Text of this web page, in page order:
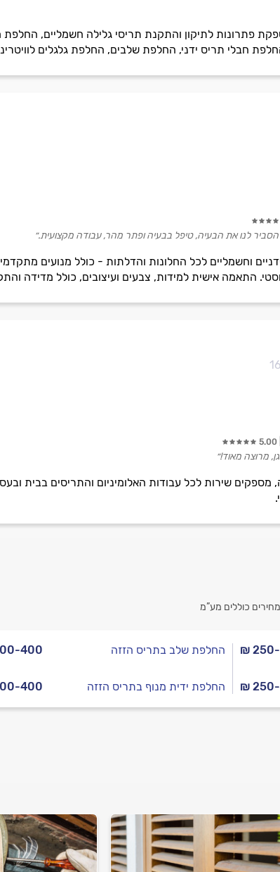
פתרונות לתיקון והתקנת תריסי גלילה חשמליים,
חבלי תריס ידני, החלפת שלבים, החלפת גלגלים
וחשמליים לכל החלונות והדלתות - כולל מנועים
התאמה אישית למידות, צבעים ועיצובים, כולל מדידה
הסביר לנו את הבעיה, טיפל בבעיה ופתר מהר, עבודה מקצועית.״
מספקים שירות לכל עבודות האלומיניום והתריסים בבית
5.00
מרוצה מאוד!״
כוללים מע”מ
₪
₪
400 החלפת שלב בתריס הזזה
400 החלפת ידית מנוף בתריס הזזה